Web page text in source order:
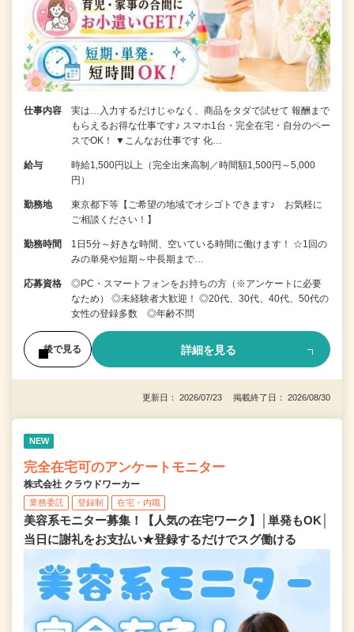
仕事内容
実は…入力するだけじゃなく、商品をタダで試せて 報酬まで
もらえるお得な仕事です♪ スマホ1台・完全在宅・自分のペー
スでOK！ ▼こんなお仕事です 化…
給与
時給1,500円以上（完全出来高制／時間額1,500円～5,000
円）
勤務地
東京都下等【ご希望の地域でオシゴトできます♪ お気軽に
ご相談ください！】
勤務時間
1日5分～好きな時間、空いている時間に働けます！ ☆1回の
みの単発や短期～中長期まで…
応募資格
◎PC・スマートフォンをお持ちの方（※アンケートに必要
なため） ◎未経験者大歓迎！ ◎20代、30代、40代、50代の
女性の登録多数 ◎年齢不問
後で見る 詳細を見る
更新日： 2026/07/23 掲載終了日： 2026/08/30
NEW
完全在宅可のアンケートモニター
株式会社 クラウドワーカー
業務委託 登録制 在宅・内職
美容系モニター募集！【人気の在宅ワーク】│単発もOK│
当日に謝礼をお支払い★登録するだけでスグ働ける